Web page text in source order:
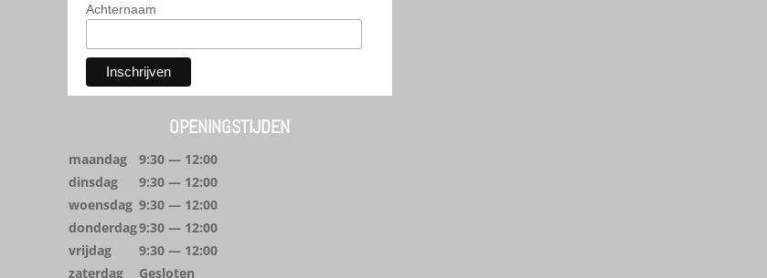
Achternaam
OPENINGSTIJDEN
maandag
9:30 — 12:00
dinsdag
9:30 — 12:00
woensdag 9:30 — 12:00
donderdag9:30 — 12:00
vrijdag
9:30 — 12:00
zaterdag
Gesloten